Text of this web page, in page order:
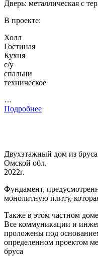
Дверь: металлическая с
В проекте:
Холл
Гостиная
Кухня
с/у
спальни
техническое
…
Подробнее
Двухэтажный дом из
Омской обл.
2022г.
Фундамент,
монолитную плиту,
Также в этом частном
Все коммуникации и
проложены под
определенном проектом
бруса